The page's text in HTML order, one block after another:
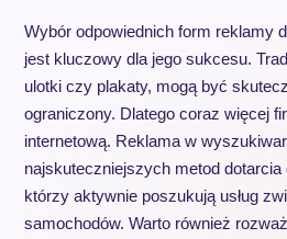
Wybór odpowiednich form reklamy
jest kluczowy dla jego sukcesu.
ulotki czy plakaty, mogą być
ograniczony. Dlatego coraz więcej
internetową. Reklama w
najskuteczniejszych metod dotarcia
którzy aktywnie poszukują usług
samochodów. Warto również